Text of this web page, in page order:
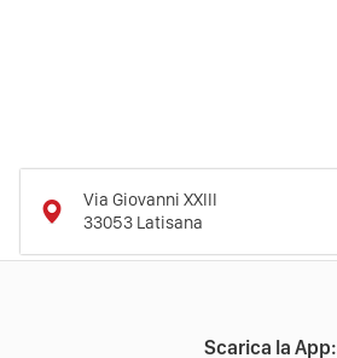
Via Giovanni XXIII
33053 Latisana
Scarica la App: